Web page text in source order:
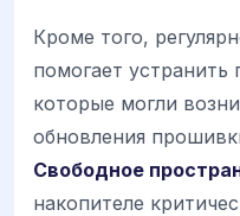
Кроме того,
помогает
которые могли
обновления
Свободное
накопителе